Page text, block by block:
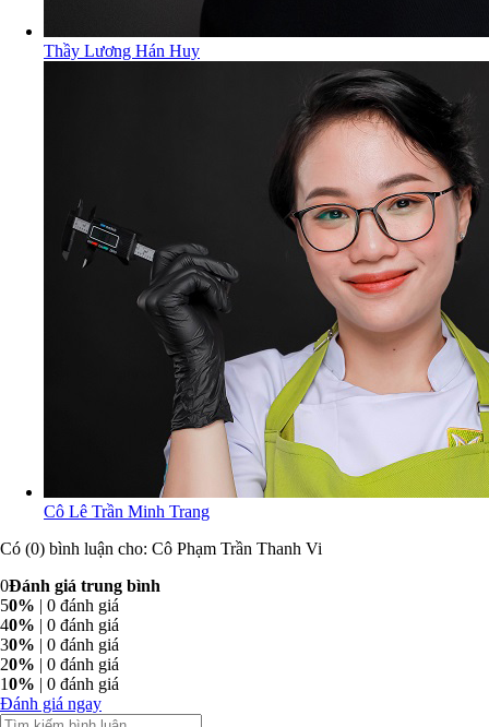
Thầy Lương Hán Huy
Cô Lê Trần Minh Trang
Có (0) bình luận cho: Cô Phạm Trần Thanh Vi
0Đánh giá trung bình
50% | 0 đánh giá
40% | 0 đánh giá
30% | 0 đánh giá
20% | 0 đánh giá
10% | 0 đánh giá
Đánh giá ngay